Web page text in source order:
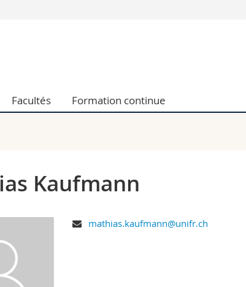
humaines
et de la formation
Facultés Formation continue
Kaufmann
mathias.kaufmann@unifr.ch